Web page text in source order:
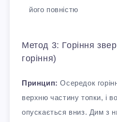
його повністю
Метод 3: Горіння
горіння)
Принцип: Осередок
верхню частину топки, і
опускається вниз. Дим з